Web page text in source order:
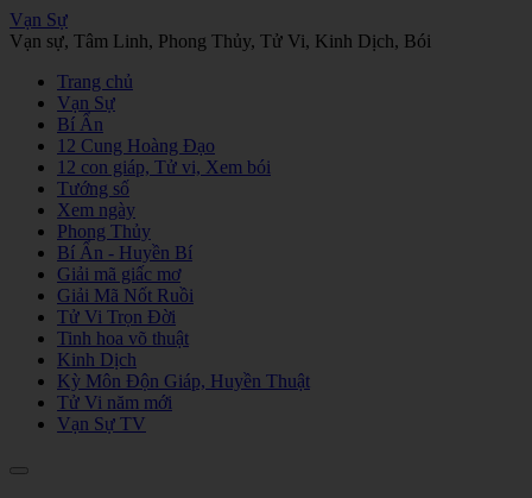
Vạn Sự
Vạn sự, Tâm Linh, Phong Thủy, Tử Vi, Kinh Dịch, Bói
Trang chủ
Vạn Sự
Bí Ẩn
12 Cung Hoàng Đạo
12 con giáp, Tử vi, Xem bói
Tướng số
Xem ngày
Phong Thủy
Bí Ẩn - Huyền Bí
Giải mã giấc mơ
Giải Mã Nốt Ruồi
Tử Vi Trọn Đời
Tinh hoa võ thuật
Kinh Dịch
Kỳ Môn Độn Giáp, Huyền Thuật
Tử Vi năm mới
Vạn Sự TV